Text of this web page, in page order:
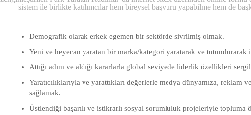
sistem ile birlikte katılımcılar hem bireysel başvuru yapabilme hem de
Demografik olarak erkek egemen bir sektörde sivrilmiş olmak.
Yeni ve heyecan yaratan bir marka/kategori yaratarak ve tutundurarak
Attığı adım ve aldığı kararlarla global seviyede liderlik özellikleri
Yaratıcılıklarıyla ve yarattıkları değerlerle medya dünyamıza, reklam
sağlamak.
Üstlendiği başarılı ve istikrarlı sosyal sorumluluk projeleriyle topluma